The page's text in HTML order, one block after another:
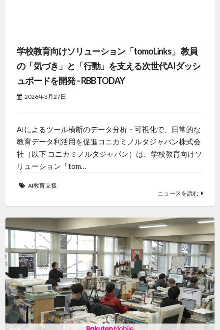
学校教育向けソリューション「tomoLinks」 教員
の「気づき」と「行動」を支える次世代AIダッシ
ュボードを開発 – RBB TODAY
2026年3月27日
AIによるツール横断のデータ分析・可視化で、日常的な
教育データ利活用を促進コニカミノルタジャパン株式会
社（以下 コニカミノルタジャパン）は、学校教育向けソ
リューション「tom…
AI教育支援
ニュースを読む